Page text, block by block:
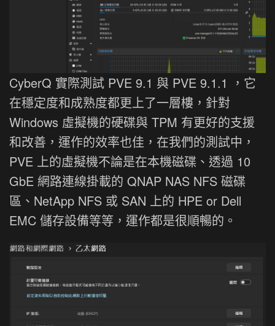
CyberQ 實際測試 PVE 9.1 與 PVE 9.1.1 ，它
在穩定度和成熟度都更上了一層樓，針對
Windows 虛擬機的硬碟與 TPM 有更好的支援
和改善，運作的效率也佳，在我們的測試中，
PVE 上的虛擬機不論是在本機磁碟、透過 10
GbE 網路連線掛載的 QNAP NAS NFS 磁碟
區、NetApp NFS 或 SAN 上的 HPE or Dell
EMC 儲存設備等等，運作都是很順暢的。